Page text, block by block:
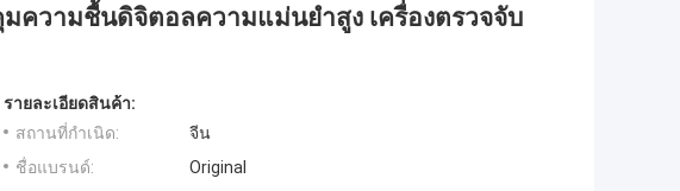
มความชื้นดิจิตอลความแม่นยําสูง เครื่องตรวจจับ
รายละเอียดสินค้า:
สถานที่กำเนิด:
จีน
ชื่อแบรนด์:
Original